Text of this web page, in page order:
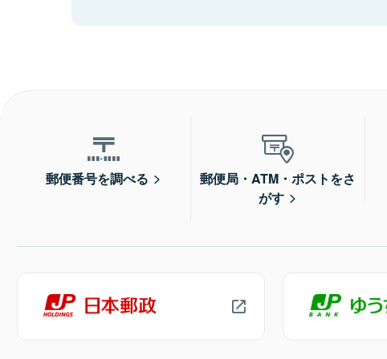
郵便番号を調べる
郵便局・ATM・ポストをさ
がす